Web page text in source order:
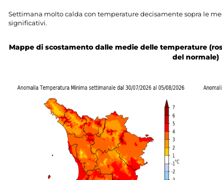
Settimana molto calda con temperature decisamente sopra le
significativi.
Mappe di scostamento dalle medie delle temperature
del normale)